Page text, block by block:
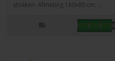
stokken. Afmeting 160x80 cm. ..